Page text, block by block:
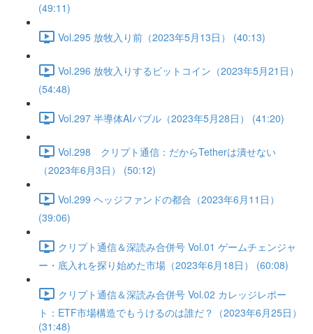
(49:11)
Vol.295 放牧入り前（2023年5月13日） (40:13)
Vol.296 放牧入りするビットコイン（2023年5月21日）
(54:48)
Vol.297 半導体AIバブル（2023年5月28日） (41:20)
Vol.298 クリプト通信：だからTetherは潰せない
（2023年6月3日） (50:12)
Vol.299 ヘッジファンドの都合（2023年6月11日）
(39:06)
クリプト通信＆深読み合併号 Vol.01 ゲームチェンジャ
ー・底入れを探り始めた市場（2023年6月18日） (60:08)
クリプト通信＆深読み合併号 Vol.02 カレッジレポー
ト：ETF市場構造でもうけるのは誰だ？（2023年6月25日）
(31:48)